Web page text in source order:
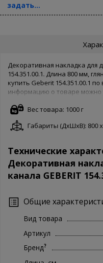
задать...
Декоративная накладка для
154.351.00.1. Длина 800 мм,
купить Geberit 154.351.00.1
информацию о товаре можно
номеру 8-800-500-65-62.
всем мире, поэтому Geberit
защищают его своей
154.351.00.1 в нашем
хлопоты!
Вес товара: 1000 г
Габариты (ДxШxВ): 800
Технические
Декоративная
канала GEBERIT
Общие
Вид товара
Артикул
Бренд?